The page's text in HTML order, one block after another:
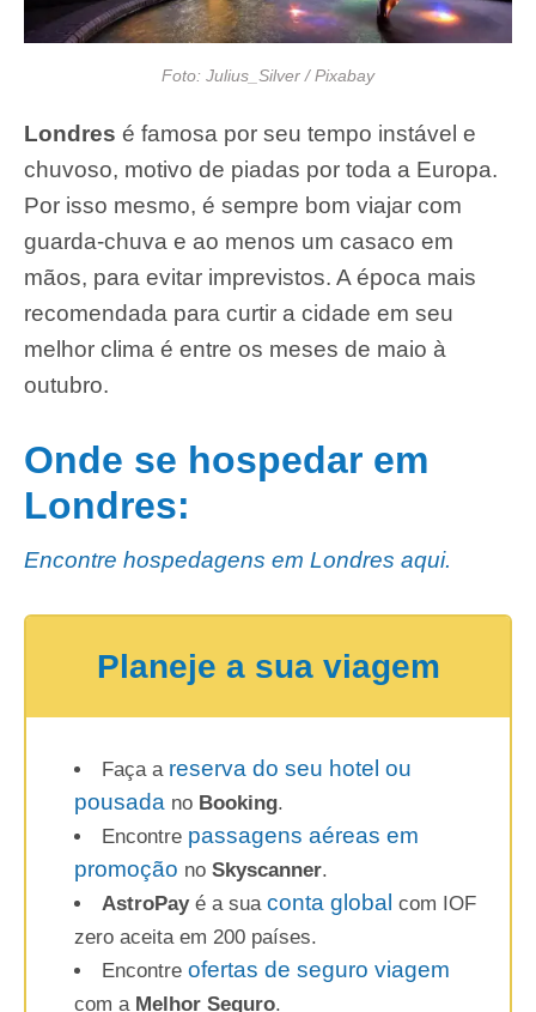
Foto: Julius_Silver / Pixabay
Londres é famosa por seu tempo instável e
chuvoso, motivo de piadas por toda a Europa.
Por isso mesmo, é sempre bom viajar com
guarda-chuva e ao menos um casaco em
mãos, para evitar imprevistos. A época mais
recomendada para curtir a cidade em seu
melhor clima é entre os meses de maio à
outubro.
Onde se hospedar em
Londres:
Encontre hospedagens em Londres aqui.
Planeje a sua viagem
Faça a reserva do seu hotel ou
pousada no Booking.
Encontre passagens aéreas em
promoção no Skyscanner.
AstroPayé a sua conta global com IOF
zero aceita em 200 países.
Encontre ofertas de seguro viagem
com a Melhor Seguro.